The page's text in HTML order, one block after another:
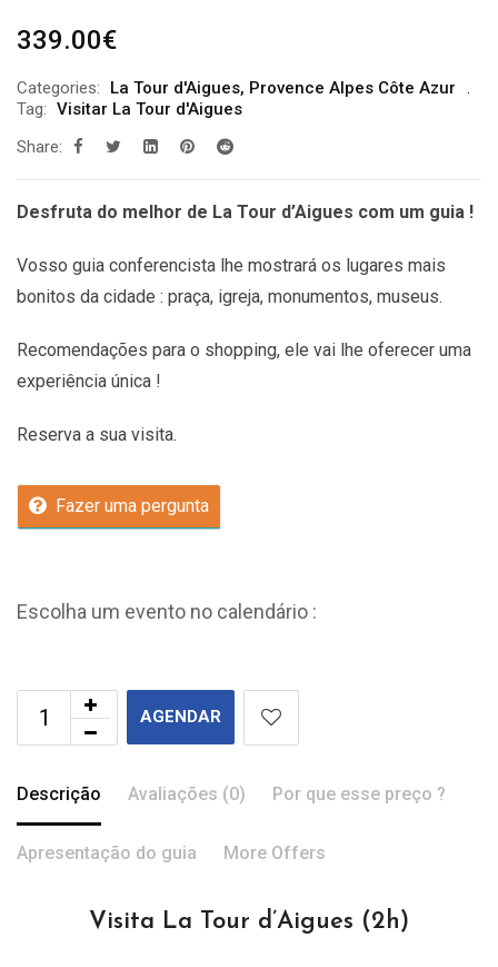
339.00€
Categories: La Tour d'Aigues, Provence Alpes Côte Azur
Tag: Visitar La Tour d'Aigues
Share:
Desfruta do melhor de La Tour d’Aigues com um guia !
Vosso guia conferencista lhe mostrará os lugares mais
bonitos da cidade : praça, igreja, monumentos, museus.
Recomendações para o shopping, ele vai lhe oferecer uma
experiência única !
Reserva a sua visita.
Fazer uma pergunta
Escolha um evento no calendário :
AGENDAR
Descrição Avaliações (0) Por que esse preço ?
Apresentação do guia More Offers
Visita La Tour d’Aigues (2h)